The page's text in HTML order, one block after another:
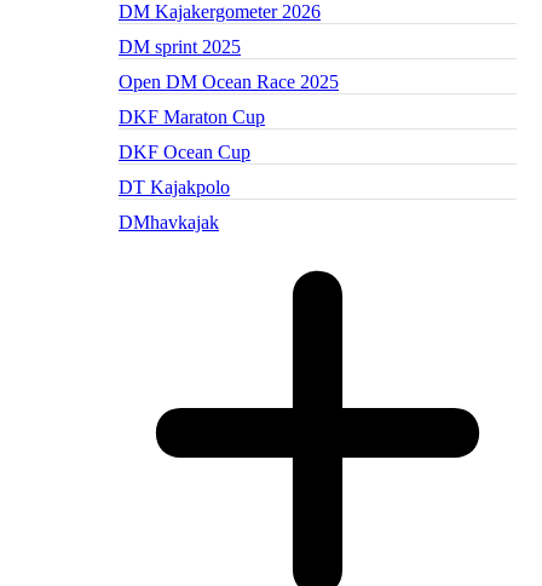
DM Kajakergometer 2026
DM sprint 2025
Open DM Ocean Race 2025
DKF Maraton Cup
DKF Ocean Cup
DT Kajakpolo
DMhavkajak